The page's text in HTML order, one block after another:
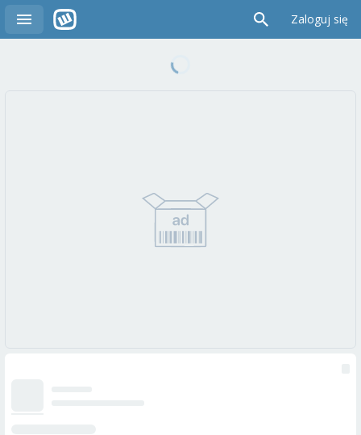
Zaloguj się